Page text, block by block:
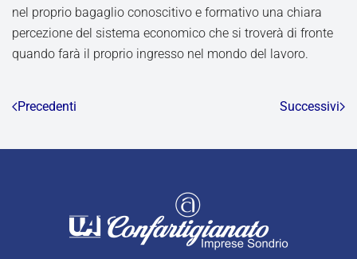
nel proprio bagaglio conoscitivo e formativo una chiara
percezione del sistema economico che si troverà di fronte
quando farà il proprio ingresso nel mondo del lavoro.
Precedenti Successivi